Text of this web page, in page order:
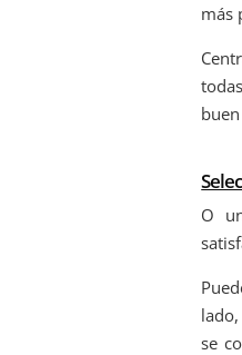
más
O
se